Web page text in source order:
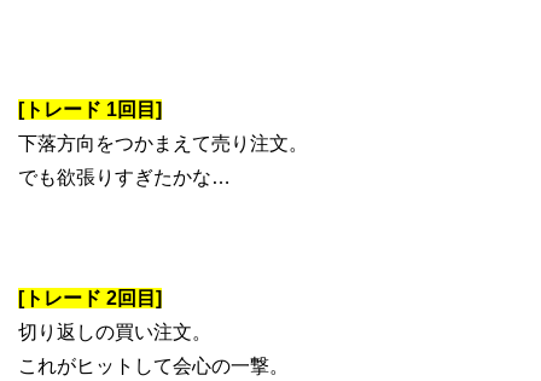
[トレード 1回目]
下落方向をつかまえて売り注文。
でも欲張りすぎたかな…
[トレード 2回目]
切り返しの買い注文。
これがヒットして会心の一撃。